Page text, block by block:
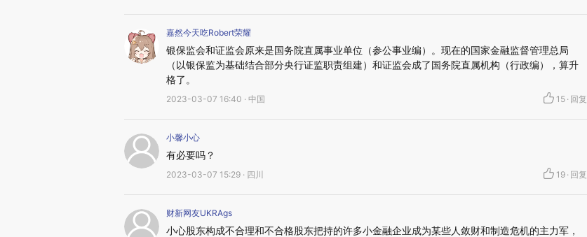
嘉然今天吃Robert荣耀
银保监会和证监会原来是国务院直属事业单位（参公事业编）。现在的国家金融监督管理总局
（以银保监为基础结合部分央行证监职责组建）和证监会成了国务院直属机构（行政编），算升
格了。
2023-03-07 16:40 · 中国 15 · 回复
小馨小心
有必要吗？
2023-03-07 15:29 · 四川 19 · 回复
财新网友UKRAgs
小心股东构成不合理和不合格股东把持的许多小金融企业成为某些人敛财和制造危机的主力军，